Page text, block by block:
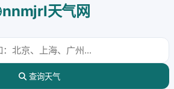
nnmjrl天气网
查询天气